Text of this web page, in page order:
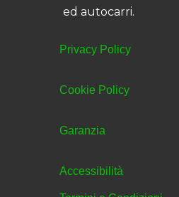
ed autocarri.
Privacy Policy
Cookie Policy
Garanzia
Accessibilità